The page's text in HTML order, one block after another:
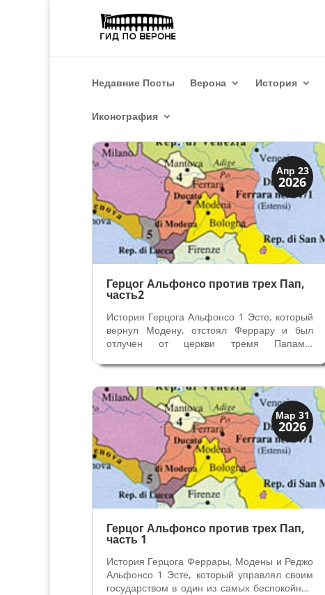
Недавние Посты Верона История
Иконография
Апр 23
2026
Династии
Мантуя и Феррара
Герцог Альфонсо против трех Пап,
часть2
История Герцога Альфонсо 1 Эсте, который
вернул Модену, отстоял Феррару и был
отлучен от церкви тремя Папами.
Альфонсо против трех Пап. 1520 год
Политическая ситуация быстро менялась в
те годы, как и альянсы. Официальные враги
- Папа и...
Мар 31
2026
Династии
Мантуя и Феррара
Герцог Альфонсо против трех Пап,
часть 1
История Герцога Феррары, Модены и Реджо
Альфонсо 1 Эсте, который управлял своим
государством в один из самых беспокойных